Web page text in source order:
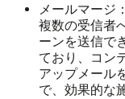
メールマージ：
複数の受信者
ーンを送信で
ており、コン
アップメール
で、効果的な